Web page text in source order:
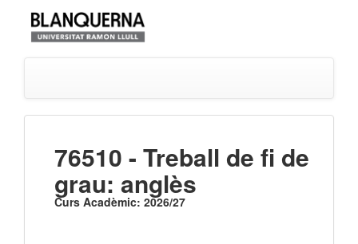
76510 - Treball de fi de
grau: anglès
Curs Acadèmic: 2026/27